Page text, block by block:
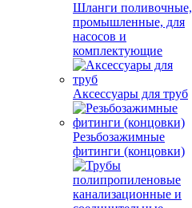
Шланги поливочные,
промышленные, для
насосов и
комплектующие
Аксессуары для труб
Резьбозажимные
фитинги (концовки)